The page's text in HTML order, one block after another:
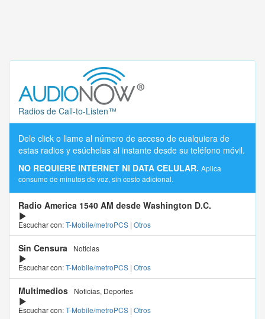
Radios de Call-to-Listen™
Dele click o llame al número de acceso de cualquiera de
estas radios y esúchelas al instante desde su teléfono móvil.
NO REQUIERE INTERNET NI DATA CELULAR. Aplica
consumo de minutos de voz, sin costo adicional.
Radio America 1540 AM desde Washington D.C.
Escuchar con:T-Mobile/metroPCS | Otros
Sin Censura
Noticias
Escuchar con:T-Mobile/metroPCS | Otros
Multimedios
Noticias, Deportes
Escuchar con:T-Mobile/metroPCS | Otros